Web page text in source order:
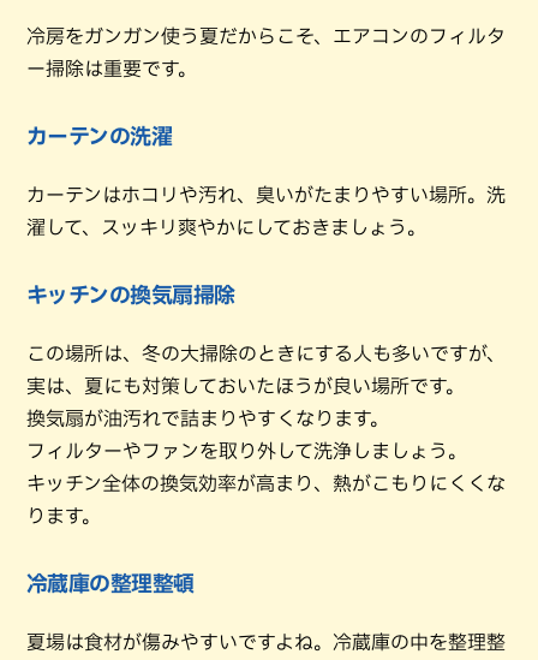
冷房をガンガン使う夏だからこそ、エアコンのフィルタ
ー掃除は重要です。
カーテンの洗濯
カーテンはホコリや汚れ、臭いがたまりやすい場所。洗
濯して、スッキリ爽やかにしておきましょう。
キッチンの換気扇掃除
この場所は、冬の大掃除のときにする人も多いですが、
実は、夏にも対策しておいたほうが良い場所です。
換気扇が油汚れで詰まりやすくなります。
フィルターやファンを取り外して洗浄しましょう。
キッチン全体の換気効率が高まり、熱がこもりにくくな
ります。
冷蔵庫の整理整頓
夏場は食材が傷みやすいですよね。冷蔵庫の中を整理整